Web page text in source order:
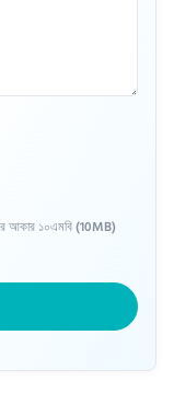
আকার ১০এমবি (10MB)